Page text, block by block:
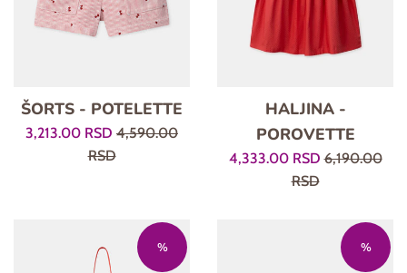
ŠORTS - POTELETTE
Prodajna
3,213.00 RSD Regularna
cena
4,590.00
RSD
HALJINA -
POROVETTE
Prodajna
4,333.00 RSDRegularna
6,190.00
RSD
% %